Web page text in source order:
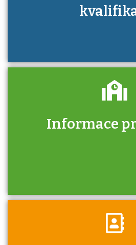
Informace
Zjistěte, jak se přihlásit